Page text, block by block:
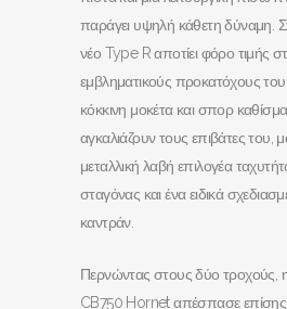
παράγει υψηλή κάθετη δύναμη.
νέο Type R αποτίει φόρο τιμής
εμβληματικούς προκατόχους
κόκκινη μοκέτα και σπορ
αγκαλιάζουν τους επιβάτες του,
μεταλλική λαβή επιλογέα
σταγόνας και ένα ειδικά
καντράν.
Περνώντας στους δύο τροχούς,
CB750 Hornet απέσπασε επίσης